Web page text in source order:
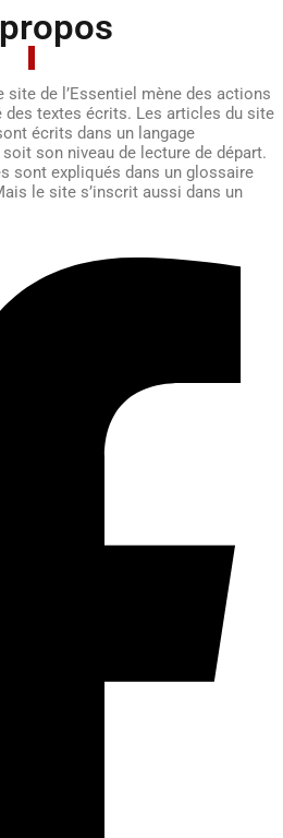
site de l’Essentiel mène des actions
textes écrits. Les articles du site
écrits dans un langage
son niveau de lecture de départ.
sont expliqués dans un glossaire
le site s’inscrit aussi dans un